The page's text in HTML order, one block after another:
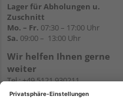
Lager für Abholungen u.
Zuschnitt
Mo. – Fr. 07:30 – 17:00 Uhr
Sa. 09:00 – 13:00 Uhr
Wir helfen Ihnen gerne
weiter
Tel.:+49 5121 930211
E-Mail:holzlandshop@holzland-